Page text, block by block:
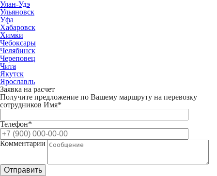
Улан-Удэ
Ульяновск
Уфа
Хабаровск
Химки
Чебоксары
Челябинск
Череповец
Чита
Якутск
Ярославль
Заявка на расчет
Получите предложение по Вашему маршруту на перевозку
сотрудников Имя*
Телефон*
Комментарии
Отправить